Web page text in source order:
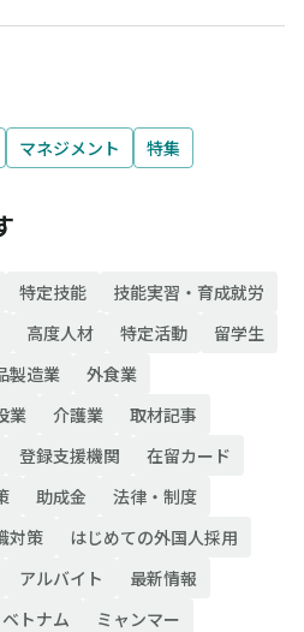
マネジメント
特集
特定技能
技能実習・育成就労
高度人材 特定活動
留学生
製造業
外食業
業 介護業
取材記事
登録支援機関
在留カード
助成金
法律・制度
対策
はじめての外国人採用
アルバイト
最新情報
ベトナム
ミャンマー